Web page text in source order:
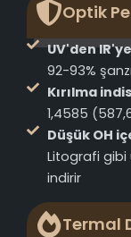
Optik
UV'den
92-93%
Kırılma
1,4585
Düşük OH
Litografi gibi
indirir
Termal